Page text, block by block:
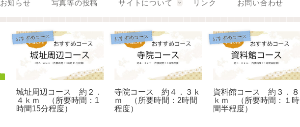
お知らせ 写真等の投稿 サイトについて リンク お問い合わせ
おすすめコース
城址周辺コース 約２．
４ｋｍ （所要時間：1
時間15分程度）
おすすめコース
寺院コース 約４．３ｋ
ｍ （所要時間：2時間
程度）
おすすめコース
資料館コース 約３．８
ｋｍ （所要時間：１時
間半程度）